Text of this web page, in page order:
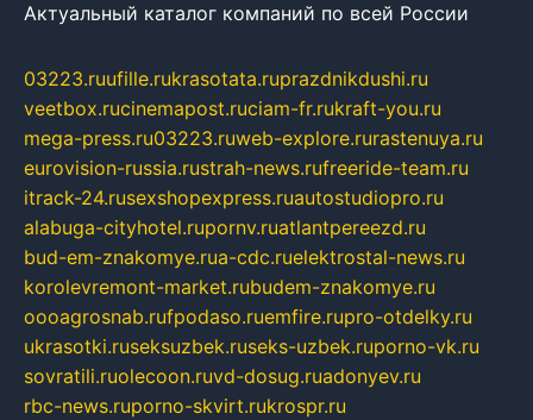
Актуальный каталог компаний по всей России
03223.ruufille.rukrasotata.ruprazdnikdushi.ru
veetbox.rucinemapost.ruciam-fr.rukraft-you.ru
mega-press.ru03223.ruweb-explore.rurastenuya.ru
eurovision-russia.rustrah-news.rufreeride-team.ru
itrack-24.rusexshopexpress.ruautostudiopro.ru
alabuga-cityhotel.rupornv.ruatlantpereezd.ru
bud-em-znakomye.rua-cdc.ruelektrostal-news.ru
korolevremont-market.rubudem-znakomye.ru
oooagrosnab.rufpodaso.ruemfire.rupro-otdelky.ru
ukrasotki.ruseksuzbek.ruseks-uzbek.ruporno-vk.ru
sovratili.ruolecoon.ruvd-dosug.ruadonyev.ru
rbc-news.ruporno-skvirt.rukrospr.ru